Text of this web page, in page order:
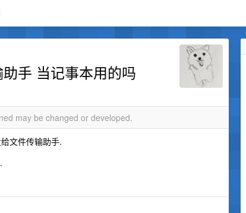
手 当记事本用的吗
may be changed or developed.
文件传输助手.